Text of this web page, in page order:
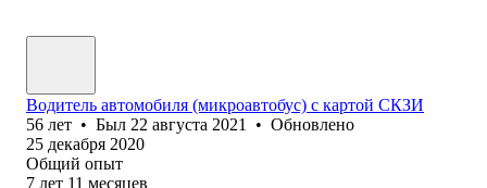
Водитель автомобиля (микроавтобус) с картой СКЗИ
56 лет • Был 22 августа 2021 • Обновлено
25 декабря 2020
Общий опыт
7 лет 11 месяцев